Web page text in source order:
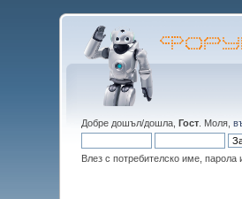
Добре дошъл/дошла,Гост . Моля,
Влез с потребителско име, парола